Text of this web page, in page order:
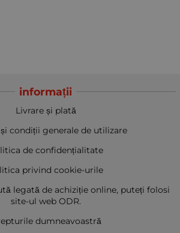
informații
Livrare și plată
condiții generale de utilizare
de confidențialitate
privind cookie-urile
legată de achiziție online, puteți folosi
site-ul web ODR.
dumneavoastră